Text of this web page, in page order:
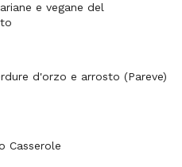
e vegane del
d'orzo e arrosto (Pareve)
Casserole